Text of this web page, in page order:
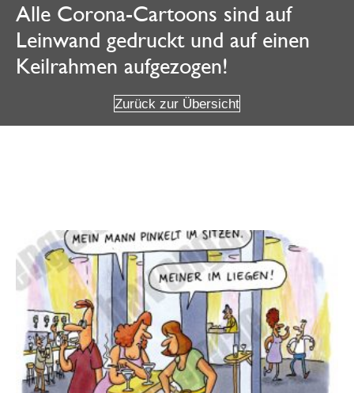
Alle Corona-Cartoons sind auf
Leinwand gedruckt und auf einen
Keilrahmen aufgezogen!
Zurück zur Übersicht